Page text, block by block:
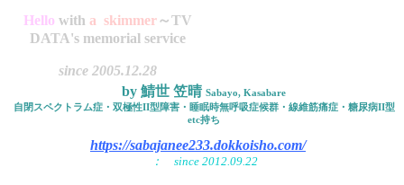
Hello with a skimmer～TV
DATA's memorial service
since 2005.12.28
by 鯖世 笠晴 Sabayo, Kasabare
自閉スペクトラム症・双極性II型障害・睡眠時無呼吸症候群・線維筋痛症・糖尿病II型
etc持ち
https://sabajanee233.dokkoisho.com/
： since 2012.09.22